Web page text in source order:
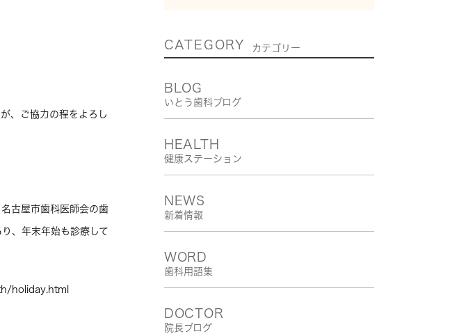
、ご協力の程をよろし
古屋市歯科医師会の歯
、年末年始も診療して
holiday.html
CATEGORY カテゴリー
BLOG
いとう歯科ブログ
HEALTH
健康ステーション
NEWS
新着情報
WORD
歯科用語集
DOCTOR
院長ブログ